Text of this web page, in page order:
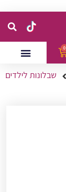
0
שבלונות לילדים